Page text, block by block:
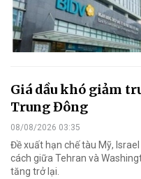
Giá dầu khó giảm
Trung Đông
08/08/2026 03:35
Đề xuất hạn chế tàu Mỹ,
cách giữa Tehran và
tăng trở lại.